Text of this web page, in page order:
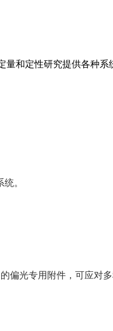
和定性研究提供各种系
。
偏光专用附件，可应对